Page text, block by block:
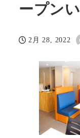
ープン
投稿日
2月 28, 2022